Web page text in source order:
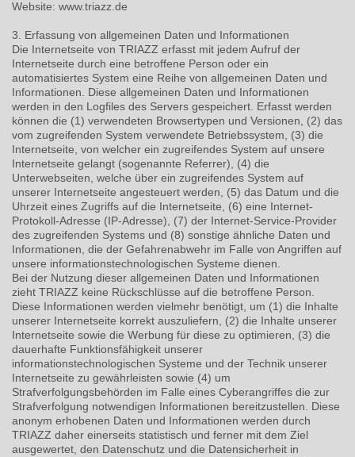
Website: www.triazz.de
3. Erfassung von allgemeinen Daten und Informationen
Die Internetseite von TRIAZZ erfasst mit jedem Aufruf der
Internetseite durch eine betroffene Person oder ein
automatisiertes System eine Reihe von allgemeinen Daten und
Informationen. Diese allgemeinen Daten und Informationen
werden in den Logfiles des Servers gespeichert. Erfasst werden
können die (1) verwendeten Browsertypen und Versionen, (2) das
vom zugreifenden System verwendete Betriebssystem, (3) die
Internetseite, von welcher ein zugreifendes System auf unsere
Internetseite gelangt (sogenannte Referrer), (4) die
Unterwebseiten, welche über ein zugreifendes System auf
unserer Internetseite angesteuert werden, (5) das Datum und die
Uhrzeit eines Zugriffs auf die Internetseite, (6) eine Internet-
Protokoll-Adresse (IP-Adresse), (7) der Internet-Service-Provider
des zugreifenden Systems und (8) sonstige ähnliche Daten und
Informationen, die der Gefahrenabwehr im Falle von Angriffen auf
unsere informationstechnologischen Systeme dienen.
Bei der Nutzung dieser allgemeinen Daten und Informationen
zieht TRIAZZ keine Rückschlüsse auf die betroffene Person.
Diese Informationen werden vielmehr benötigt, um (1) die Inhalte
unserer Internetseite korrekt auszuliefern, (2) die Inhalte unserer
Internetseite sowie die Werbung für diese zu optimieren, (3) die
dauerhafte Funktionsfähigkeit unserer
informationstechnologischen Systeme und der Technik unserer
Internetseite zu gewährleisten sowie (4) um
Strafverfolgungsbehörden im Falle eines Cyberangriffes die zur
Strafverfolgung notwendigen Informationen bereitzustellen. Diese
anonym erhobenen Daten und Informationen werden durch
TRIAZZ daher einerseits statistisch und ferner mit dem Ziel
ausgewertet, den Datenschutz und die Datensicherheit in